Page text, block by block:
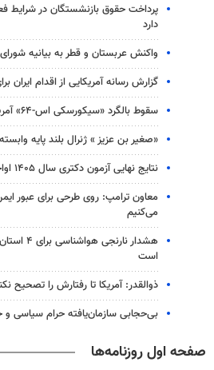
پرداخت حقوق بازنشستگان در شرایط
دارد
واکنش عربستان و قطر به بیانیه
گزارش رسانه آمریکایی از اقدام ایران
سقوط بالگرد «سیکورسکی اس-۶۴» آمریکا
«صغیر بن عزیز » ژنرال بلند پایه
نتایج نهایی آزمون دکتری سال ۱۴۰۵ اواخر مرداد اعلام می‌شود
معاون ترامپ: روی طرحی برای عبور
می‌کنیم
هشدار
است
ذوالقدر: آمریکا تا رفتارش را تصحیح
بی‌حجابی سازمان‌یافته حرام سیاسی
صفحه اول روزنامه‌ها